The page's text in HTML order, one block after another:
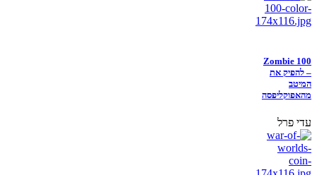
Zombie 100
– להפיק את
המיטב
מהאפוקליפסה
עדי פרל